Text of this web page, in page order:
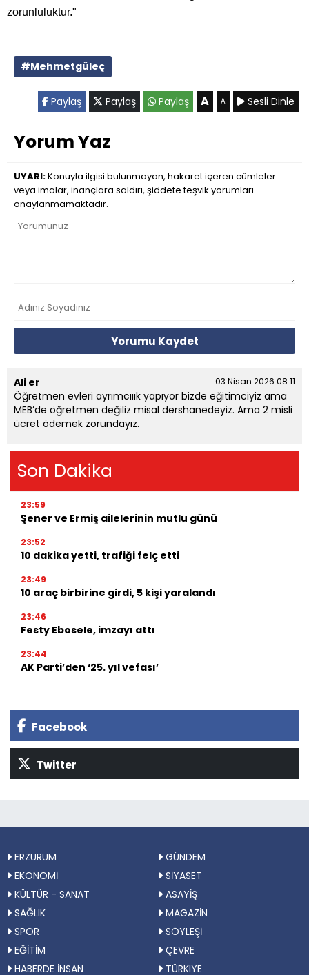
zorunluluktur."
#Mehmetgüleç
Paylaş Paylaş Paylaş A A Sesli Dinle
Yorum Yaz
UYARI:Konuyla ilgisi bulunmayan, hakaret içeren cümleler
veya imalar, inançlara saldırı, şiddete teşvik yorumları
onaylanmamaktadır.
Yorumu Kaydet
Ali er 03 Nisan 2026 08:11
Öğretmen evleri ayrımcııık yapıyor bizde eğitimciyiz ama
MEB’de öğretmen değiliz misal dershanedeyiz. Ama 2 misli
ücret ödemek zorundayız.
Son Dakika
23:59
Şener ve Ermiş ailelerinin mutlu günü
23:52
10 dakika yetti, trafiği felç etti
23:49
10 araç birbirine girdi, 5 kişi yaralandı
23:46
Festy Ebosele, imzayı attı
23:44
AK Parti’den ‘25. yıl vefası’
Facebook
Twitter
ERZURUM
GÜNDEM
EKONOMİ
SİYASET
KÜLTÜR - SANAT
ASAYİŞ
SAĞLIK
MAGAZİN
SPOR
SÖYLEŞİ
EĞİTİM
ÇEVRE
HABERDE İNSAN
TÜRKIYE